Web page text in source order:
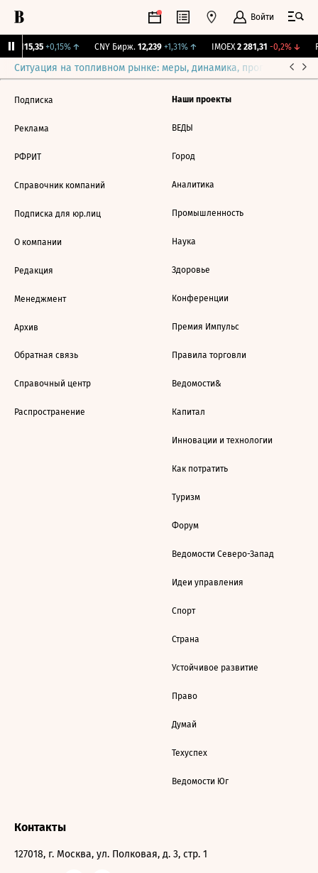
Войти
115,35 +0,15%↑ CNY Бирж. 12,239 +1,31%↑ IMOEX 2 281,31 -0,2%↓
Ситуация на топливном рынке: меры, динамика, прогнозы
Подписка
Реклама
РФРИТ
Справочник компаний
Подписка для юр.лиц
О компании
Редакция
Менеджмент
Архив
Обратная связь
Справочный центр
Распространение
Наши проекты
ВЕДЫ
Город
Аналитика
Промышленность
Наука
Здоровье
Конференции
Премия Импульс
Правила торговли
Ведомости&
Капитал
Инновации и технологии
Как потратить
Туризм
Форум
Ведомости Северо-Запад
Идеи управления
Спорт
Страна
Устойчивое развитие
Право
Думай
Техуспех
Ведомости Юг
Контакты
127018, г. Москва, ул. Полковая, д. 3, стр. 1